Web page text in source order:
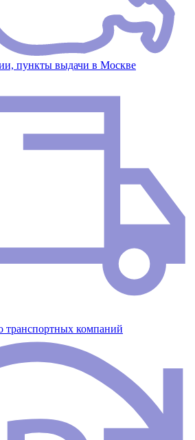
пункты выдачи в Москве
транспортных компаний